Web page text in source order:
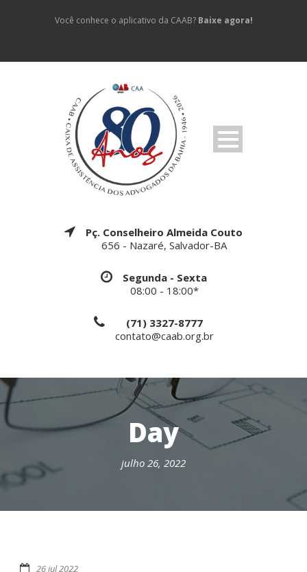
Você conhece o aplicativo da CAAB? Baixe agora!
Pç. Conselheiro Almeida Couto
656 - Nazaré, Salvador-BA
Segunda - Sexta
08:00 - 18:00*
(71) 3327-8777
contato@caab.org.br
Day
julho 26, 2022
26 jul 2022